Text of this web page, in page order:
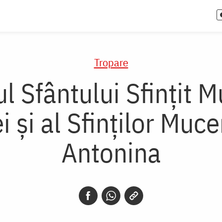
Tropare
Sfântului Sfințit
și al Sfinților
Antonina